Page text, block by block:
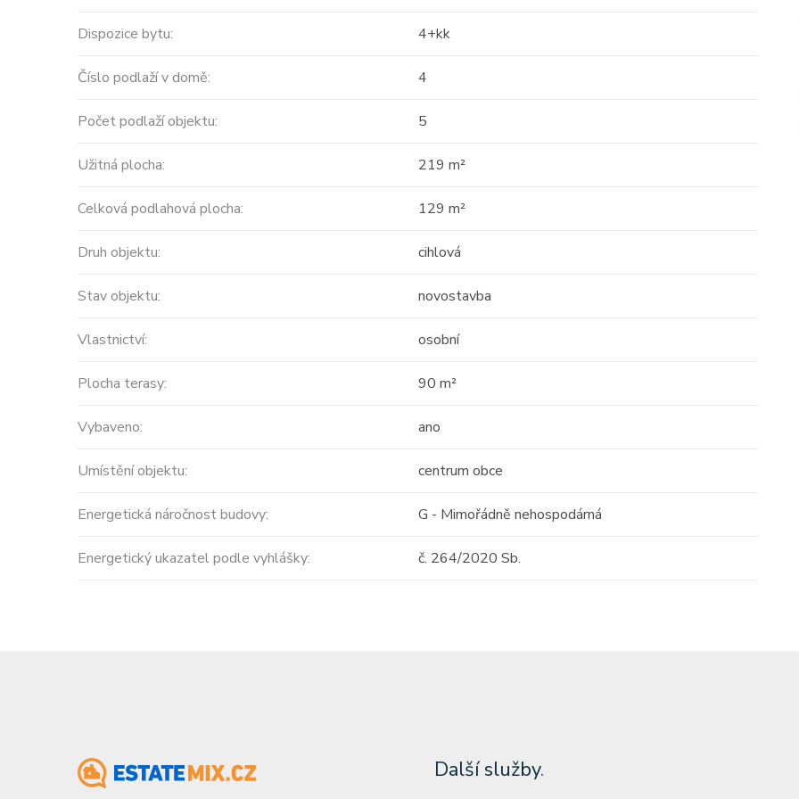
Dispozice bytu: 4+kk
Číslo podlaží v domě: 4
Počet podlaží objektu: 5
Užitná plocha: 219 m²
Celková podlahová plocha: 129 m²
Druh objektu: cihlová
Stav objektu: novostavba
Vlastnictví: osobní
Plocha terasy: 90 m²
Vybaveno: ano
Umístění objektu: centrum obce
Energetická náročnost budovy: G - Mimořádně nehospodárná
Energetický ukazatel podle vyhlášky: č. 264/2020 Sb.
01
Cena: 14 450 000 Kč (za nemovitost) Cena: 6 000 000 Kč
Další služby.